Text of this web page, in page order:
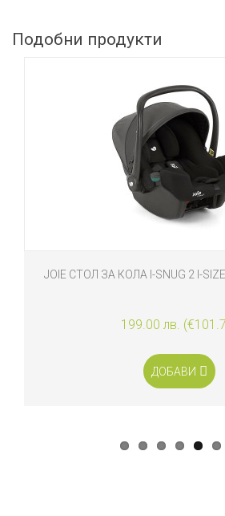
Подобни продукти
JOIE СТОЛ ЗА КОЛА I-SNUG 2 I-
199.00 лв.
ДОБАВИ